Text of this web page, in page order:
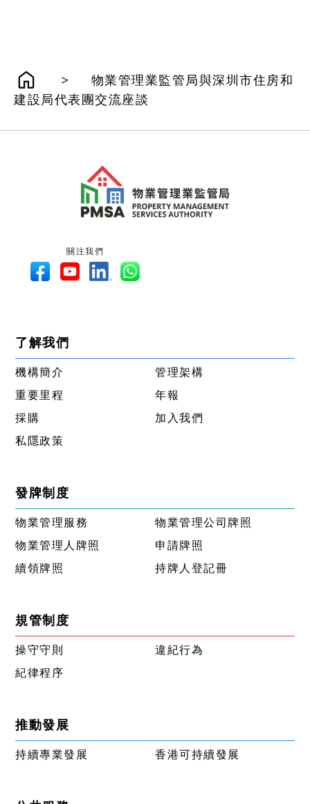
>
物業管理業監管局與深圳市住房和
建設局代表團交流座談
關注我們
了解我們
機構簡介
管理架構
重要里程
年報
採購
加入我們
私隱政策
發牌制度
物業管理服務
物業管理公司牌照
物業管理人牌照
申請牌照
續領牌照
持牌人登記冊
規管制度
操守守則
違紀行為
紀律程序
推動發展
持續專業發展 香港可持續發展